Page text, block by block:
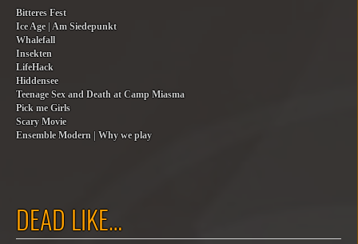
Bitteres Fest
Ice Age | Am Siedepunkt
Whalefall
Insekten
LifeHack
Hiddensee
Teenage Sex and Death at Camp Miasma
Pick me Girls
Scary Movie
Ensemble Modern | Why we play
DEAD LIKE…